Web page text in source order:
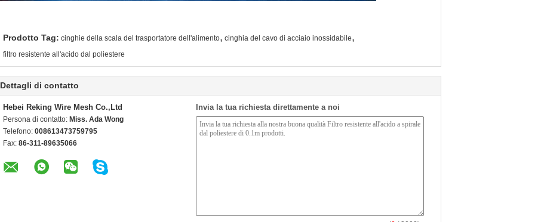
Prodotto Tag: cinghie della scala del trasportatore dell'alimento, cinghia del cavo di acciaio inossidabile,
filtro resistente all'acido dal poliestere
Dettagli di contatto
Hebei Reking Wire Mesh Co.,Ltd
Persona di contatto: Miss. Ada Wong
Telefono: 008613473759795
Fax: 86-311-89635066
Invia la tua richiesta direttamente a noi